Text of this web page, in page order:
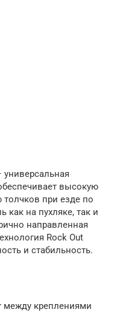
универсальная
высокую
при езде по
как на пухляке, так и
направленная
Rock Out
и стабильность.
креплениями